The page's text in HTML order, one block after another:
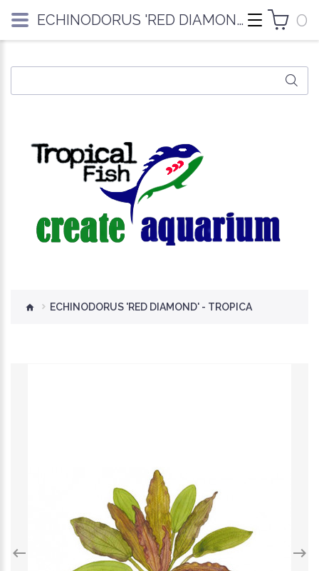
0
ECHINODORUS 'RED DIAMOND' - TROPICA
ECHINODORUS 'RED DIAMOND' - TROPICA